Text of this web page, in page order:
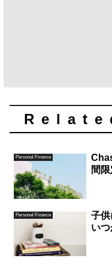
Personal Finance
間
Personal Finance
子供
い